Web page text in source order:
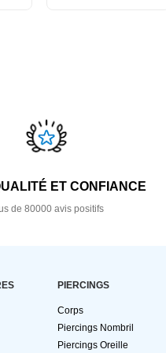
ET CONFIANCE
de 80000 avis positifs
PIERCINGS
Corps
Piercings Nombril
Piercings Oreille